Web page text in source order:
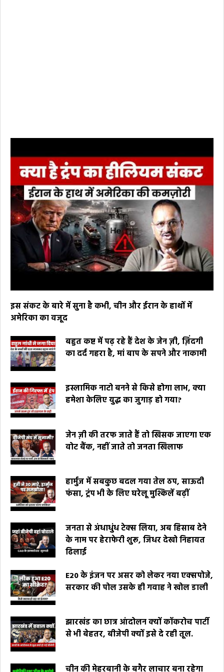
इस संकट के बारे में सुना है कभी, चीन और ईरान के हाथों में
अमेरिका का वजूद
बहुत कष्ट में पढ़ रहे हैं देश के जेन ज़ी, ज़िंदगी
का दर्द गहरा है, मां बाप के सपने और नाकामी
इस्लामिक नाटो बनने से किसे होगा लाभ, क्या
हमेशा केलिए युद्ध का जुगाड़ हो गया?
जेन ज़ी की तरफ जाते हैं तो खिसक जाएगा एक
वोट बैंक, नहीं जाते तो जनता खिलाफ
हार्मुज में सबकुछ बदल गया तेल ठप, साऊदी
फंसा, ट्रंप भी के लिए घरेलू मुश्किलें बढ़ीं
जनता से अंधाधुंध टेक्स लिया, अब हिसाब देने
के नाम पर हेराफेरी शुरू, जिधर देखो निहायत
ढिलाई
E20 के इंजन पर असर को लेकर नया एक्सपोजे,
सरकार की पोल उसके ही गवाह ने खोल डाली
झारखंड का छात्र आंदोलन क्यों कॉकरोच पार्टी
से भी बेहतर, बीजेपी क्यों इसे दे रही तूल.
चीन की मेहरबानी के बगैर लाचार बना रहेगा